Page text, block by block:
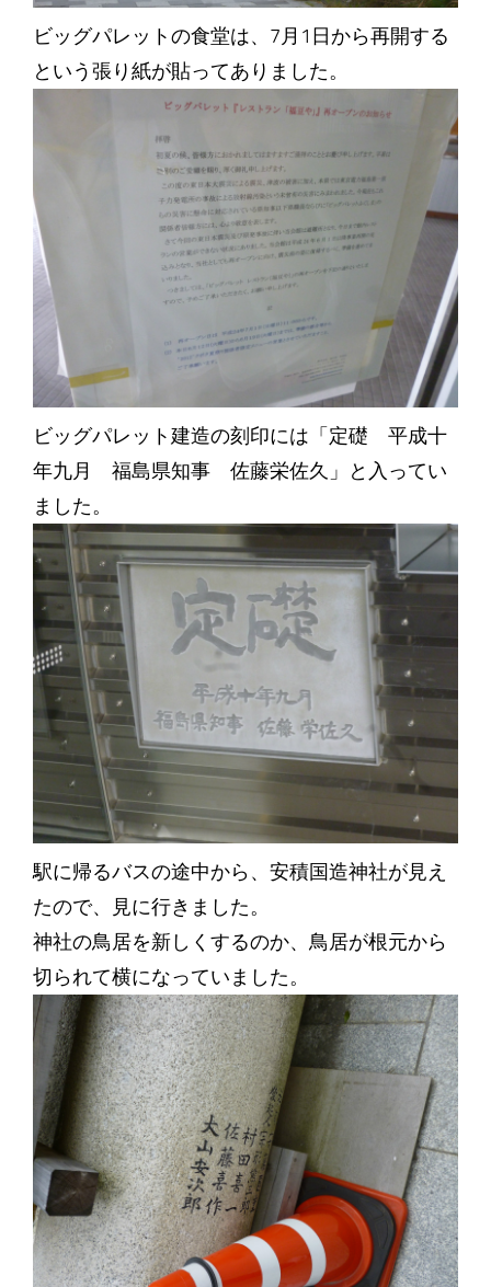
ビッグパレットの食堂は、7月1日から再開する
という張り紙が貼ってありました。
ビッグパレット建造の刻印には「定礎 平成十
年九月 福島県知事 佐藤栄佐久」と入ってい
ました。
駅に帰るバスの途中から、安積国造神社が見え
たので、見に行きました。
神社の鳥居を新しくするのか、鳥居が根元から
切られて横になっていました。